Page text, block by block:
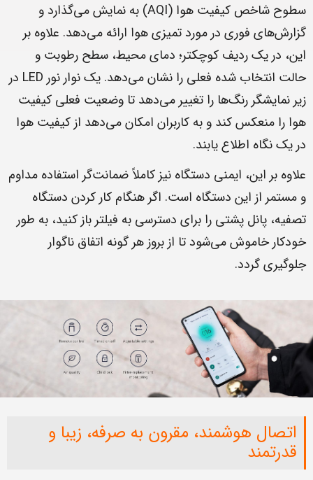
سطوح شاخص کیفیت هوا (AQI) به نمایش می‌گذارد و
گزارش‌های فوری در مورد تمیزی هوا ارائه می‌دهد. علاوه بر
این، در یک ردیف کوچکتر؛ دمای محیط، سطح رطوبت و
حالت انتخاب شده فعلی را نشان می‌دهد. یک نوار نور LED در
زیر نمایشگر رنگ‌ها را تغییر می‌دهد تا وضعیت فعلی کیفیت
هوا را منعکس کند و به کاربران امکان می‌دهد از کیفیت هوا
در یک نگاه اطلاع یابند.
علاوه بر این، ایمنی دستگاه نیز کاملاً ضمانت‌گر استفاده مداوم
و مستمر از این دستگاه است. اگر هنگام کار کردن دستگاه
تصفیه، پانل پشتی را برای دسترسی به فیلتر باز کنید، به طور
خودکار خاموش می‌شود تا از بروز هر گونه اتفاق ناگوار
جلوگیری گردد.
اتصال هوشمند، مقرون به صرفه، زیبا و
قدرتمند